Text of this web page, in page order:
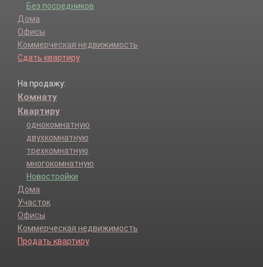
Без посредников
Дома
Офисы
Коммерческая недвижимость
Сдать квартиру
На продажу:
Комнату
Квартиру
однокомнатную
двухкомнатную
трехкомнатную
многокомнатную
Новостройки
Дома
Участок
Офисы
Коммерческая недвижимость
Продать квартиру